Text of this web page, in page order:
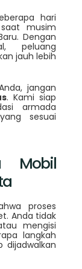
hari
musim
Dengan
peluang
jauh lebih
jangan
. Kami siap
armada
sesuai
Mobil
proses
Anda tidak
mengisi
langkah
dijadwalkan